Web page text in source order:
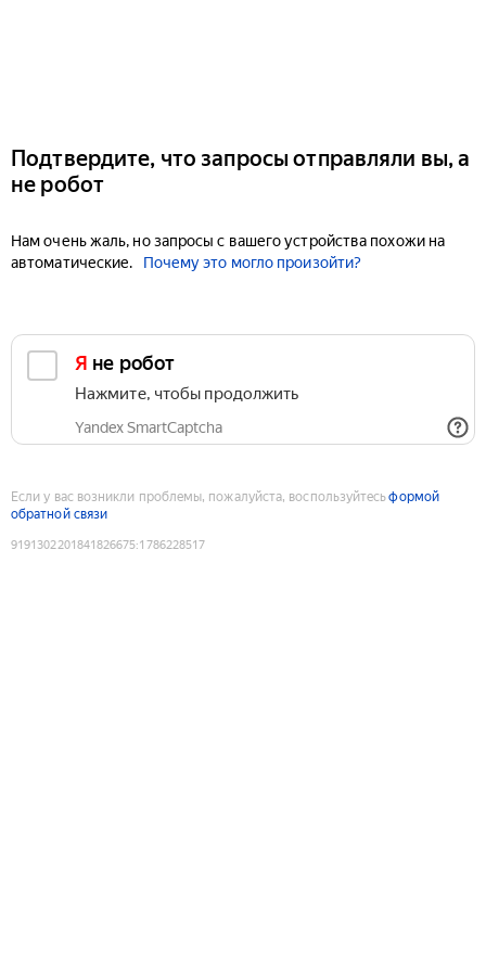
Подтвердите, что запросы отправляли вы, а
не робот
Нам очень жаль, но запросы с вашего устройства похожи на
автоматические.
Почему это могло произойти?
Я не робот
Нажмите, чтобы продолжить
Yandex SmartCaptcha
Если у вас возникли проблемы, пожалуйста, воспользуйтесьформой
обратной связи
9191302201841826675:1786228517